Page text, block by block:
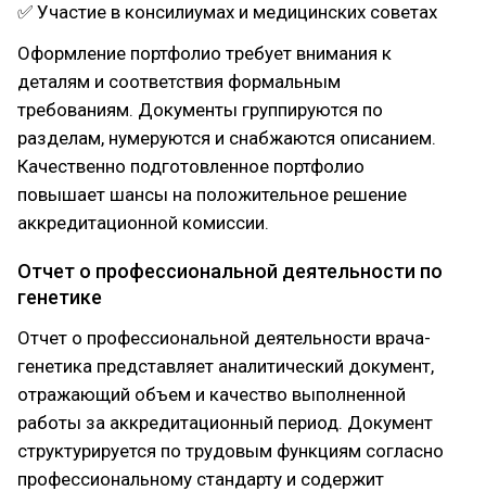
✅ Участие в консилиумах и медицинских советах
Оформление портфолио требует внимания к
деталям и соответствия формальным
требованиям. Документы группируются по
разделам, нумеруются и снабжаются описанием.
Качественно подготовленное портфолио
повышает шансы на положительное решение
аккредитационной комиссии.
Отчет о профессиональной деятельности по
генетике
Отчет о профессиональной деятельности врача-
генетика представляет аналитический документ,
отражающий объем и качество выполненной
работы за аккредитационный период. Документ
структурируется по трудовым функциям согласно
профессиональному стандарту и содержит